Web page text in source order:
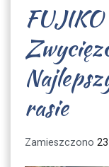
rasie
Zamieszczono